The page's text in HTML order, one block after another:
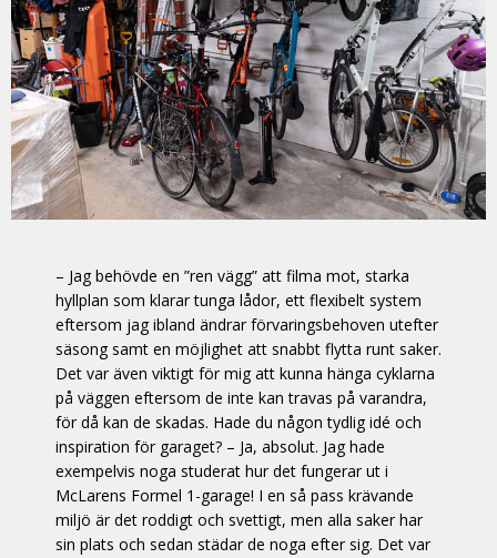
– Jag behövde en ”ren vägg” att filma mot, starka
hyllplan som klarar tunga lådor, ett flexibelt system
eftersom jag ibland ändrar förvaringsbehoven utefter
säsong samt en möjlighet att snabbt flytta runt saker.
Det var även viktigt för mig att kunna hänga cyklarna
på väggen eftersom de inte kan travas på varandra,
för då kan de skadas. Hade du någon tydlig idé och
inspiration för garaget? – Ja, absolut. Jag hade
exempelvis noga studerat hur det fungerar ut i
McLarens Formel 1-garage! I en så pass krävande
miljö är det roddigt och svettigt, men alla saker har
sin plats och sedan städar de noga efter sig. Det var